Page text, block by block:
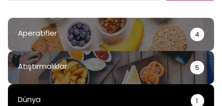
Aperatifler 4
Atıştırmalıklar 5
Dünya 1